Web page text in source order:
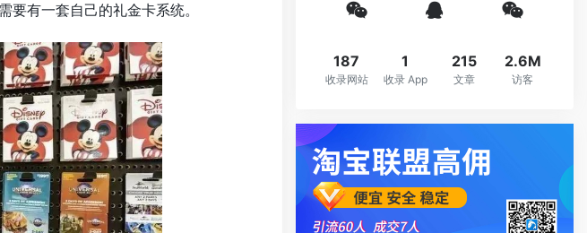
有一套自己的礼金卡系统。
187
收录网站
1
收录 App
215
文章
2.6M
访客